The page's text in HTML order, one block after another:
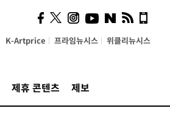
K-Artprice 프라임뉴시스 위클리뉴시스
제휴 콘텐츠 제보
사이 해답 찾았죠"…알을
깨고 나온 '초자아'